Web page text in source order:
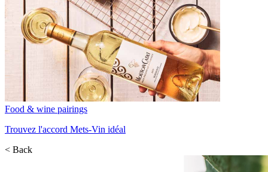
Food & wine pairings
Trouvez l'accord Mets-Vin idéal
< Back